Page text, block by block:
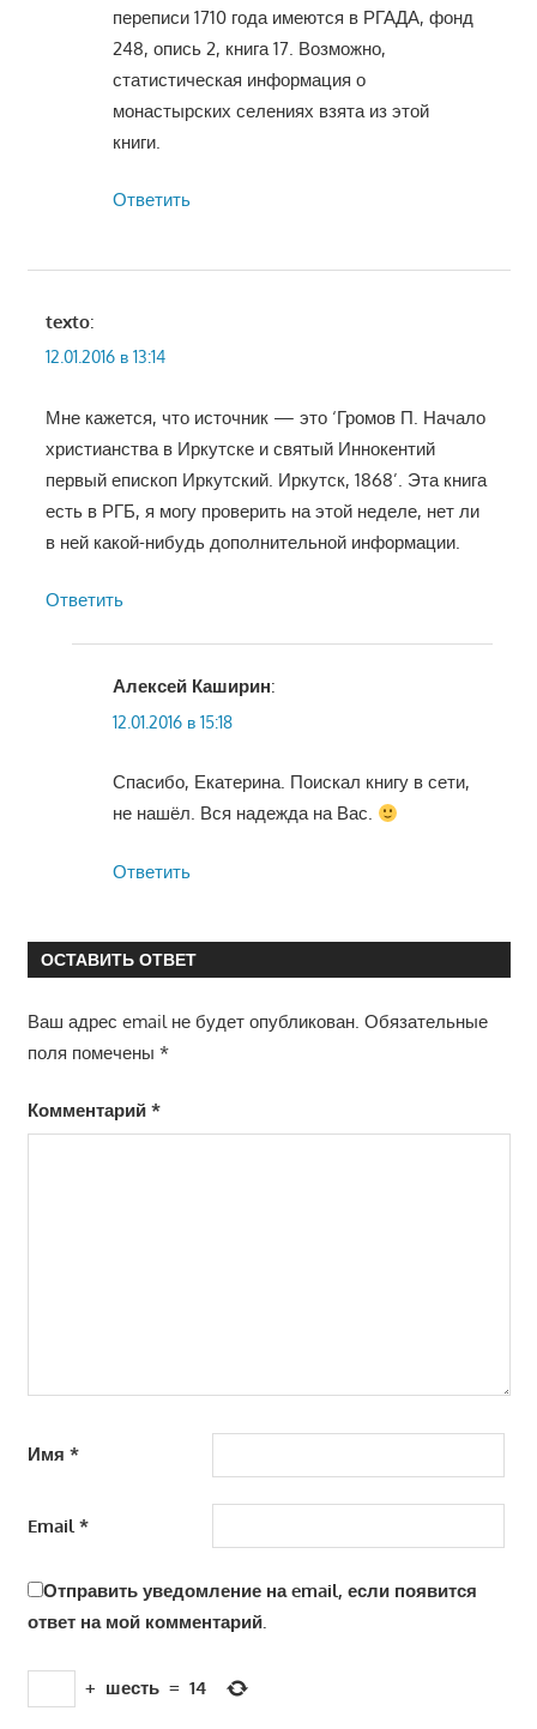
переписи 1710 года имеются в РГАДА, фонд
248, опись 2, книга 17. Возможно,
статистическая информация о
монастырских селениях взята из этой
книги.
Ответить
texto:
12.01.2016 в 13:14
Мне кажется, что источник — это ‘Громов П. Начало
христианства в Иркутске и святый Иннокентий
первый епископ Иркутский. Иркутск, 1868’. Эта книга
есть в РГБ, я могу проверить на этой неделе, нет ли
в ней какой-нибудь дополнительной информации.
Ответить
Алексей Каширин:
12.01.2016 в 15:18
Спасибо, Екатерина. Поискал книгу в сети,
не нашёл. Вся надежда на Вас.
Ответить
ОСТАВИТЬ ОТВЕТ
Ваш адрес email не будет опубликован. Обязательные
поля помечены *
Комментарий *
Имя *
Email*
Отправить уведомление на email, если появится
ответ на мой комментарий.
+ шесть = 14